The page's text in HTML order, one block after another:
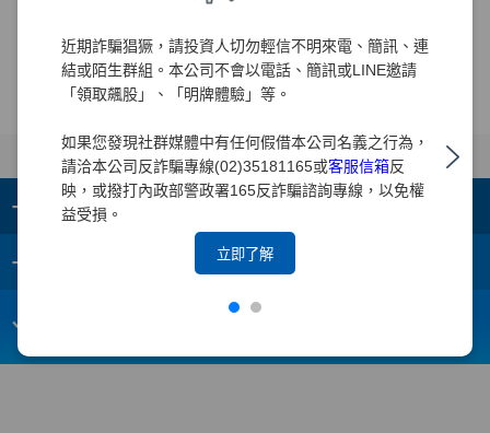
近期詐騙猖獗，請投資人切勿輕信不明來電、簡訊、連
結或陌生群組。本公司不會以電話、簡訊或LINE邀請
「領取飆股」、「明牌體驗」等。
如果您發現社群媒體中有任何假借本公司名義之行為，
請洽本公司反詐騙專線(02)35181165或客服信箱反
映，或撥打內政部警政署165反詐騙諮詢專線，以免權
益受損。
立即了解
+ 集團成員
+
webmaster@yuanta.com